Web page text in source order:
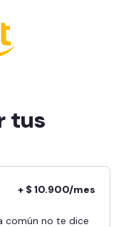
tus
+ $ 10.900/mes